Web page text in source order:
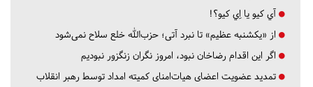
آي كيو يا اِي كيو؟!
از «یکشنبه عظیم» تا نبرد آتی؛ حزب‌الله خلع سلاح نمی‌شود
اگر این اقدام رضاخان نبود، امروز نگران زنگزور نبودیم
تمدید عضویت اعضای هیات‌امنای کمیته امداد توسط رهبر انقلاب